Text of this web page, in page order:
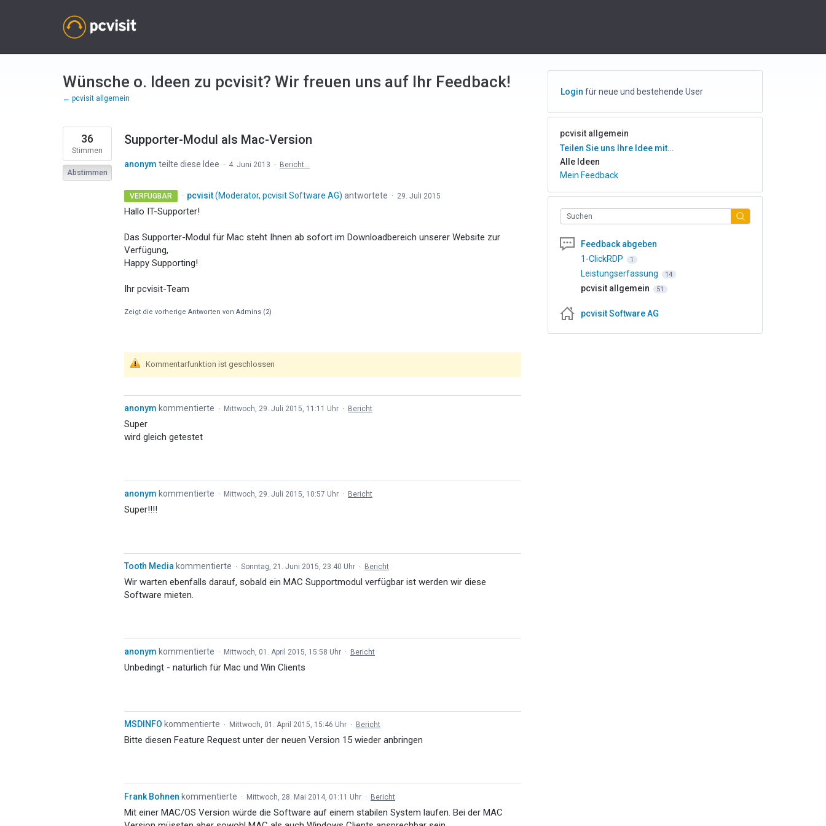
Wünsche o. Ideen zu pcvisit? Wir freuen uns auf Ihr Feedback!
← pcvisit allgemein
Supporter-Modul als Mac-Version
36
Stimmen
Abstimmen
anonym teilte diese Idee · 4. Juni 2013 · Bericht…
VERFÜGBAR · pcvisit(Moderator, pcvisit Software AG) antwortete · 29. Juli 2015
Hallo IT-Supporter!
Das Supporter-Modul für Mac steht Ihnen ab sofort im Downloadbereich unserer Website zur
Verfügung,
Happy Supporting!
Ihr pcvisit-Team
Zeigt die vorherige Antworten von Admins (2)
Kommentarfunktion ist geschlossen
anonym kommentierte · Mittwoch, 29. Juli 2015, 11:11 Uhr · Bericht
Super
wird gleich getestet
anonym kommentierte · Mittwoch, 29. Juli 2015, 10:57 Uhr · Bericht
Super!!!!
Tooth Media kommentierte · Sonntag, 21. Juni 2015, 23:40 Uhr · Bericht
Wir warten ebenfalls darauf, sobald ein MAC Supportmodul verfügbar ist werden wir diese
Software mieten.
anonym kommentierte · Mittwoch, 01. April 2015, 15:58 Uhr · Bericht
Unbedingt - natürlich für Mac und Win Clients
MSDINFO kommentierte · Mittwoch, 01. April 2015, 15:46 Uhr · Bericht
Bitte diesen Feature Request unter der neuen Version 15 wieder anbringen
Frank Bohnen kommentierte · Mittwoch, 28. Mai 2014, 01:11 Uhr · Bericht
Mit einer MAC/OS Version würde die Software auf einem stabilen System laufen. Bei der MAC
Login für neue und bestehende User
pcvisit allgemein
Kategorien
Teilen Sie uns Ihre Idee mit…
Alle Ideen
Mein Feedback
Suchen
Feedback abgeben
1-ClickRDP
1
Leistungserfassung 14
pcvisit allgemein 51
pcvisit Software AG